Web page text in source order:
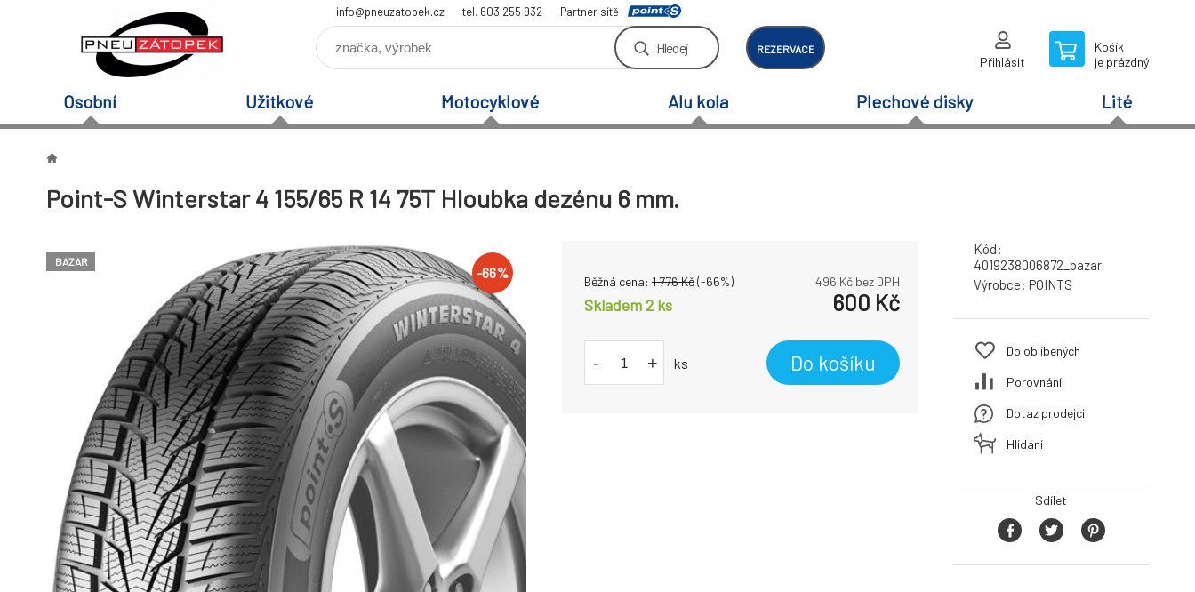
info@pneuzatopek.cz tel. 603 255 932 Partner sítě
Hledej REZERVACE
Přihlásit
Košík
je prázdný
Osobní Užitkové Motocyklové Alu kola Plechové disky Lité
Point-S Winterstar 4 155/65 R 14 75T Hloubka dezénu 6 mm.
BAZAR
-66%
Běžná cena: 1 776Kč(-66%) 496 Kč bez DPH
Skladem 2 ks 600 Kč
- + ks Do košíku
Kód:
4019238006872_bazar
Výrobce: POINTS
Do oblíbených
Porovnání
Dotaz prodejci
Hlídání
Sdílet